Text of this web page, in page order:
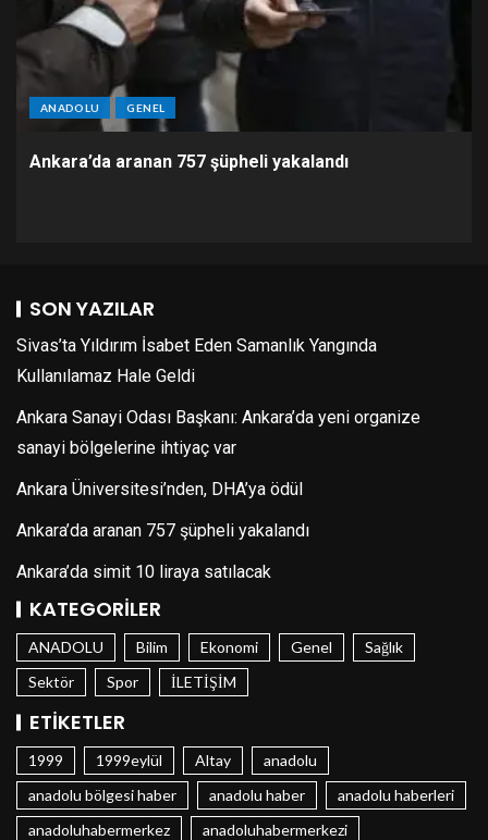
ANADOLU GENEL
Ankara’da aranan 757 şüpheli yakalandı
SON YAZILAR
Sivas’ta Yıldırım İsabet Eden Samanlık Yangında
Kullanılamaz Hale Geldi
Ankara Sanayi Odası Başkanı: Ankara’da yeni organize
sanayi bölgelerine ihtiyaç var
Ankara Üniversitesi’nden, DHA’ya ödül
Ankara’da aranan 757 şüpheli yakalandı
Ankara’da simit 10 liraya satılacak
KATEGORILER
ANADOLU Bilim Ekonomi Genel
Sağlık
Sektör
Spor İLETİŞİM
ETIKETLER
1999 1999eylül Altay
anadolu
anadolu bölgesi haber
anadolu haber
anadolu haberleri
anadoluhabermerkez
anadoluhabermerkezi